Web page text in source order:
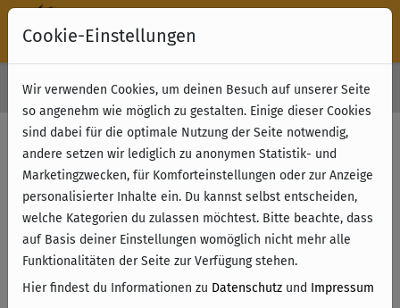
Kostenloser Versand & Retoure ab 49 € (innerhalb Deutschlands)
Versand und Lieferung
Versandkostenfrei innerhalb Deutschlands ab
einem Bestell- und Rechnungswert von EUR
49,00.
Darunter fallen pro Sendung EUR 4,90
Versandkosten an. (Das gilt auch wenn durch
eine Retoure die Freihausgrenze von EUR 49,00
Cookie-Einstellungen
Wir verwenden Cookies, um deinen Besuch auf unserer Seite
so angenehm wie möglich zu gestalten. Einige dieser Cookies
sind dabei für die optimale Nutzung der Seite notwendig,
andere setzen wir lediglich zu anonymen Statistik- und
Marketingzwecken, für Komforteinstellungen oder zur Anzeige
personalisierter Inhalte ein. Du kannst selbst entscheiden,
welche Kategorien du zulassen möchtest. Bitte beachte, dass
auf Basis deiner Einstellungen womöglich nicht mehr alle
Funktionalitäten der Seite zur Verfügung stehen.
Hier findest du Informationen zu Datenschutz und Impressum